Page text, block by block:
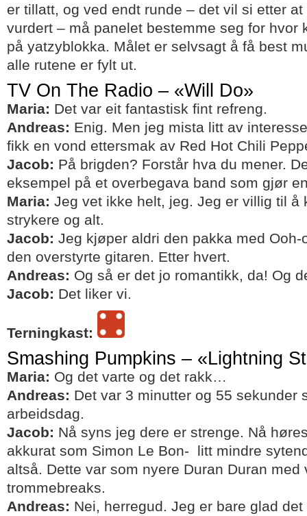
er tillatt, og ved endt runde – det vil si etter
vurdert – må panelet bestemme seg for hvor
på yatzyblokka. Målet er selvsagt å få best
alle rutene er fylt ut.
TV On The Radio – «Will Do»
Maria: Det var eit fantastisk fint refreng.
Andreas: Enig. Men jeg mista litt av
fikk en vond ettersmak av Red Hot Chili
Jacob: På brigden? Forstår hva du mener.
eksempel på et overbegava band som gjør
Maria: Jeg vet ikke helt, jeg. Jeg er villig til å
strykere og alt.
Jacob: Jeg kjøper aldri den pakka med
den overstyrte gitaren. Etter hvert.
Andreas: Og så er det jo romantikk, da! Og
Jacob: Det liker vi.
Terningkast:
Smashing Pumpkins – «Lightning
Maria: Og det varte og det rakk…
Andreas: Det var 3 minutter og 55 sekunder
arbeidsdag.
Jacob: Nå syns jeg dere er strenge. Nå
akkurat som Simon Le Bon- litt mindre
altså. Dette var som nyere Duran Duran med
trommebreaks.
Andreas: Nei, herregud. Jeg er bare glad